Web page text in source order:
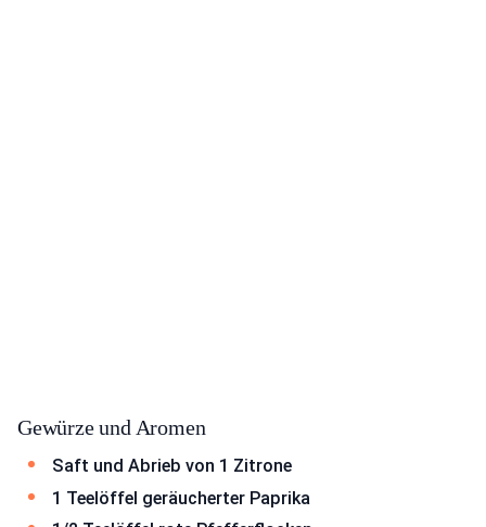
Gewürze und Aromen
Saft und Abrieb von 1 Zitrone
1 Teelöffel geräucherter Paprika